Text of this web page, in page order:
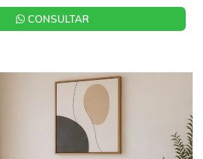
CONSULTAR